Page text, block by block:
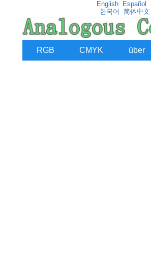
English Español
한국어
简体中文
RGB CMYK über